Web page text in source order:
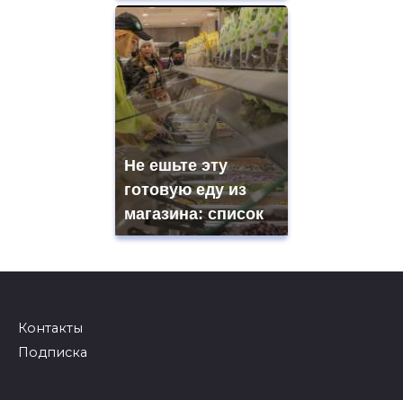
Не ешьте эту
готовую еду из
магазина: список
Контакты
Подписка